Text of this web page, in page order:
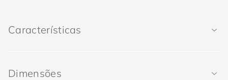
Características
Dimensões